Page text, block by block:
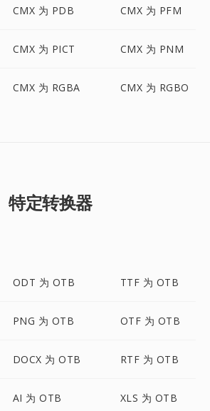
CMX 为 PDB CMX 为 PFM
CMX 为 PICT CMX 为 PNM
CMX 为 RGBA CMX 为 RGBO
特定转换器
ODT 为 OTB TTF 为 OTB
PNG 为 OTB OTF 为 OTB
DOCX 为 OTB RTF 为 OTB
AI 为 OTB XLS 为 OTB